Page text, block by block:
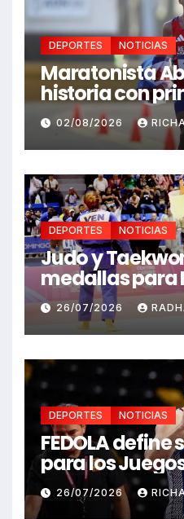
DEPORTES NOTICIAS
Maratonista
historia con
en Juegos
2026
02/08/2026
DEPORTES NOTICIAS
Judo y
medallas para
de Juego Santo
26/07/2026
DEPORTES NOTICIAS
FEDOLA define
para los
Caribe Santo
26/07/2026